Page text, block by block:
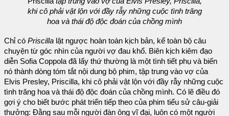
khi cô phải vật lộn với đầy rẫy những cuộc tình trăng
hoa và thái độ độc đoán của chồng mình
Chỉ có Priscilla lật ngược hoàn toàn kịch bản, kể toàn bộ câu
chuyện từ góc nhìn của người vợ đau khổ. Biên kịch kiêm đạo
diễn Sofia Coppola đã lấy thứ thường là một tình tiết phụ và biến
nó thành dòng tóm tắt nội dung bộ phim, tập trung vào vợ của
Elvis Presley, Priscilla, khi cô phải vật lộn với đầy rẫy những cuộc
tình trăng hoa và thái độ độc đoán của chồng mình. Có lẽ điều đó
gợi ý cho biết bước phát triển tiếp theo của phim tiểu sử câu-giải
thưởng: Đằng sau mỗi người đàn ông vĩ đại, luôn có một người